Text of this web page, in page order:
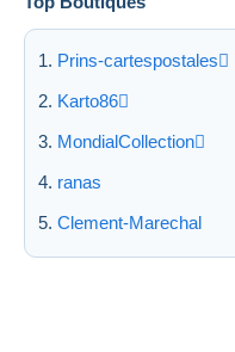
Prins-cartespostales
Karto86
MondialCollection
ranas
Clement-Marechal